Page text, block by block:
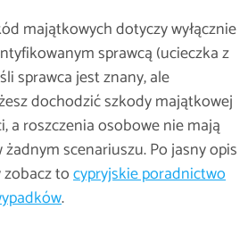
majątkowych dotyczy wyłącznie
sprawcą (ucieczka z
sprawca jest znany, ale
dochodzić szkody majątkowej
a roszczenia osobowe nie mają
scenariuszu. Po jasny opis
tocypryjskie poradnictwo
.